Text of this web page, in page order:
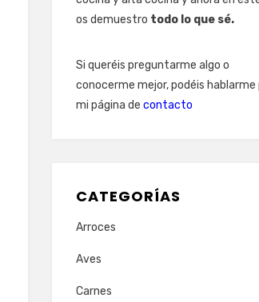
os demuestro todo lo que sé.
Si queréis preguntarme algo o
conocerme mejor, podéis hablarme
mi página de contacto
CATEGORÍAS
Arroces
Aves
Carnes